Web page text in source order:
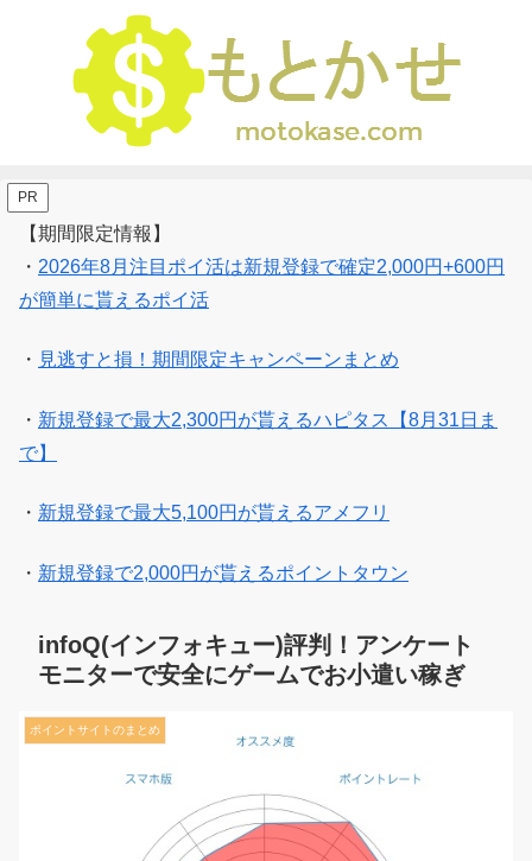
PR
【期間限定情報】
・ 2026年8月注目ポイ活は新規登録で確定2,000円+600円
が簡単に貰えるポイ活
・ 見逃すと損！期間限定キャンペーンまとめ
・ 新規登録で最大2,300円が貰えるハピタス【8月31日ま
で】
・ 新規登録で最大5,100円が貰えるアメフリ
・ 新規登録で2,000円が貰えるポイントタウン
infoQ(インフォキュー)評判！アンケート
モニターで安全にゲームでお小遣い稼ぎ
ポイントサイトのまとめ